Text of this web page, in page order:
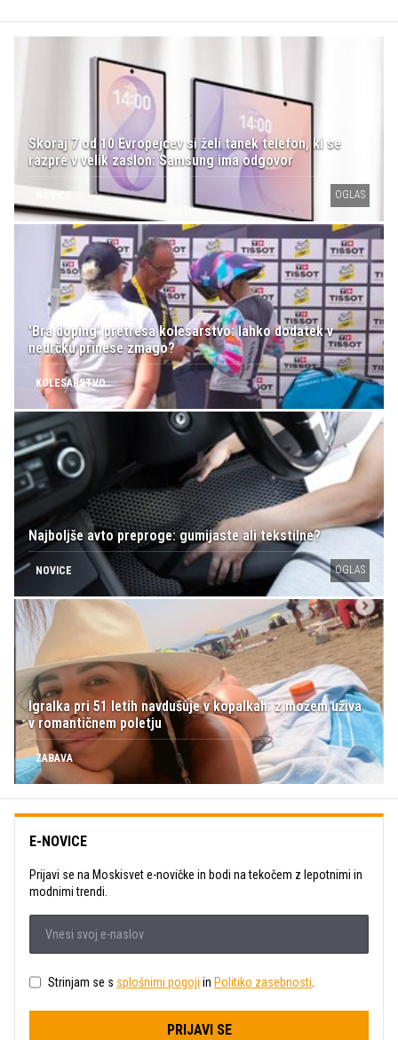
Skoraj 7 od 10 Evropejcev si želi tanek telefon, ki se
razpre v velik zaslon: Samsung ima odgovor
OGLAS
'Bra doping' pretresa kolesarstvo: lahko dodatek v
nedrčku prinese zmago?
KOLESARSTVO
Najboljše avto preproge: gumijaste ali tekstilne?
NOVICE OGLAS
Igralka pri 51 letih navdušuje v kopalkah: z možem uživa
v romantičnem poletju
ZABAVA
E-NOVICE
Prijavi se na Moskisvet e-novičke in bodi na tekočem z lepotnimi in
modnimi trendi.
Strinjam se s splošnimi pogoji in Politiko zasebnosti
PRIJAVI SE